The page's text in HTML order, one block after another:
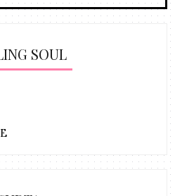
SOUL